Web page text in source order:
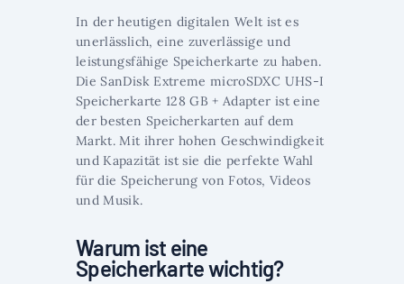
In der heutigen digitalen Welt ist es
unerlässlich, eine zuverlässige und
leistungsfähige Speicherkarte zu haben.
Die SanDisk Extreme microSDXC UHS-I
Speicherkarte 128 GB + Adapter ist eine
der besten Speicherkarten auf dem
Markt. Mit ihrer hohen Geschwindigkeit
und Kapazität ist sie die perfekte Wahl
für die Speicherung von Fotos, Videos
und Musik.
Warum ist eine
Speicherkarte wichtig?